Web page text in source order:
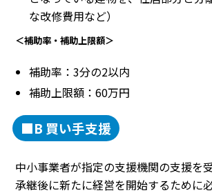
な改修費用など）
＜補助率・補助上限額＞
補助率：3分の2以内
補助上限額：60万円
■B 買い手支援
中小事業者が指定の支援機関の支援を
承継後に新たに経営を開始するために